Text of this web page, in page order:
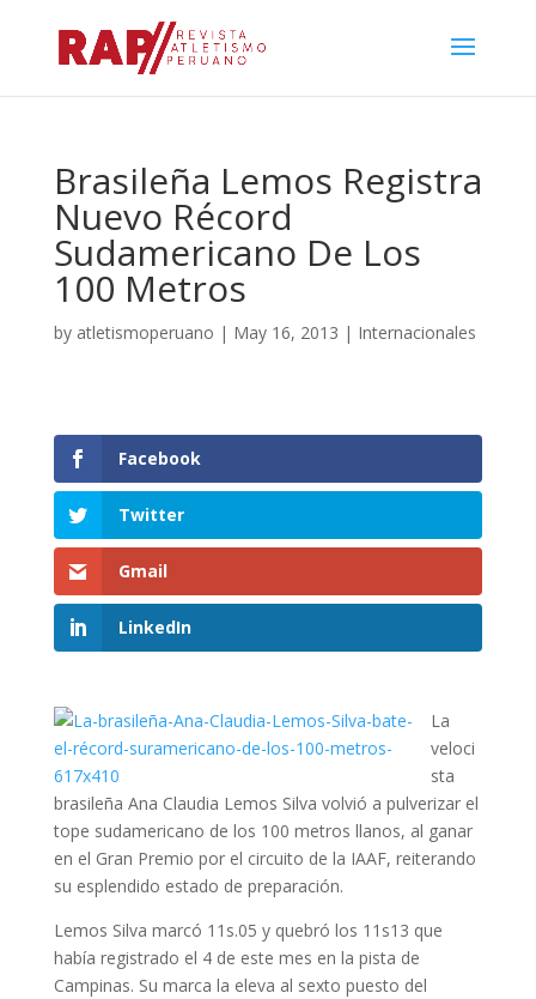
Brasileña Lemos Registra
Nuevo Récord
Sudamericano De Los
100 Metros
by atletismoperuano | May 16, 2013 | Internacionales
Facebook
Twitter
Gmail
LinkedIn
La
veloci
sta
brasileña Ana Claudia Lemos Silva volvió a pulverizar el
tope sudamericano de los 100 metros llanos, al ganar
en el Gran Premio por el circuito de la IAAF, reiterando
su esplendido estado de preparación.
Lemos Silva marcó 11s.05 y quebró los 11s13 que
había registrado el 4 de este mes en la pista de
Campinas. Su marca la eleva al sexto puesto del